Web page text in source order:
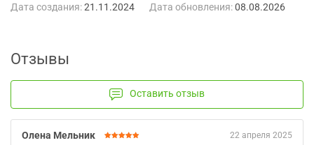
Дата создания:21.11.2024 Дата обновления:08.08.2026
Отзывы
Оставить отзыв
22 апреля 2025
Олена Мельник